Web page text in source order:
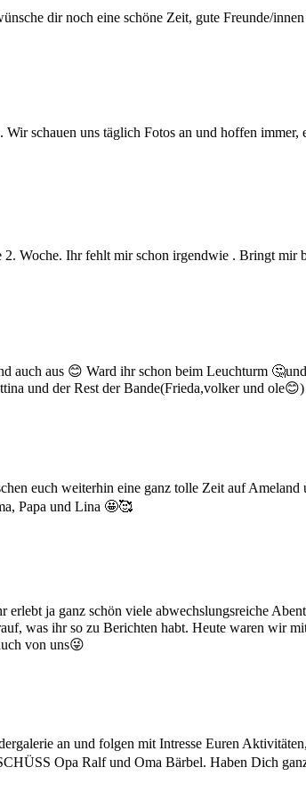
dir noch eine schöne Zeit, gute Freunde/
schauen uns täglich Fotos an und hoffen
Woche. Ihr fehlt mir schon irgendwie . Bringt mir
auch aus 😊 Ward ihr schon beim Leuchturm
und der Rest der Bande(Frieda,volker und ole😊)
euch weiterhin eine ganz tolle Zeit auf
Papa und Lina 🤩🥰
ja ganz schön viele abwechslungsreiche
was ihr so zu Berichten habt. Heute waren wir
von uns😜
an und folgen mit Intresse Euren
Opa Ralf und Oma Bärbel. Haben Dich